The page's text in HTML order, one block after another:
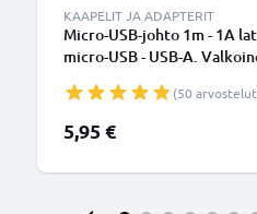
KAAPELIT JA ADAPTERIT
Micro-USB-johto 1m - 1A
micro-USB - USB-A.
(50
5,95 €